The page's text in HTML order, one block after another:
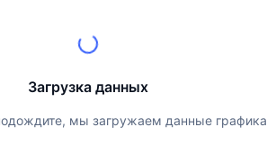
Загрузка данных
мы загружаем данные графика